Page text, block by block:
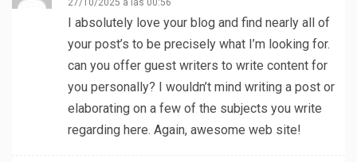
I absolutely love your blog and find nearly all of
your post’s to be precisely what I’m looking for.
can you offer guest writers to write content for
you personally? I wouldn’t mind writing a post or
elaborating on a few of the subjects you write
regarding here. Again, awesome web site!